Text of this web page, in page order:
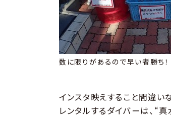
数に限りがあるので早い者勝ち！
インスタ映えすること間違い
レンタルするダイバーは、“